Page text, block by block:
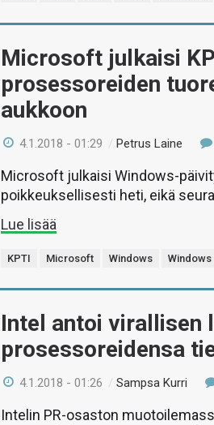
Microsoft julkaisi
prosessoreiden
aukkoon
4.1.2018 - 01:29 /Petrus Laine
Microsoft julkaisi Windows-
poikkeuksellisesti heti, eikä
Lue lisää
KPTI Microsoft Windows Windows
Intel antoi virallisen
prosessoreidensa
4.1.2018 - 01:26 /Sampsa Kurri
Intelin PR-osaston